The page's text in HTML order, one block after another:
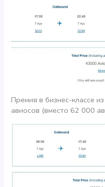
Премия в бизнес-классе
авиосов (вместо 62 000